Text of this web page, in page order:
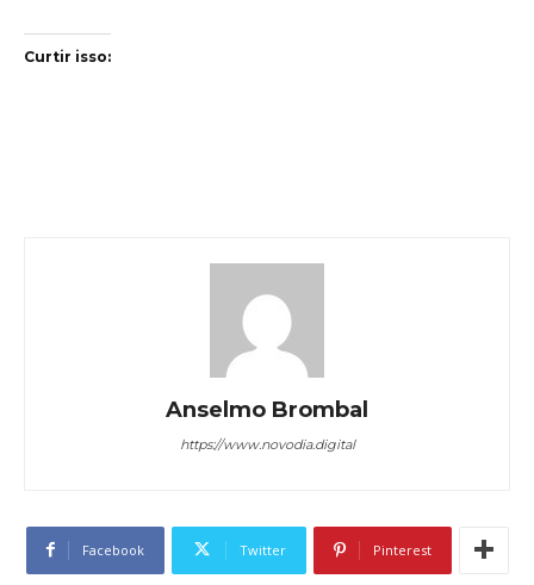
Curtir isso:
Anselmo Brombal
https://www.novodia.digital
Facebook Twitter Pinterest